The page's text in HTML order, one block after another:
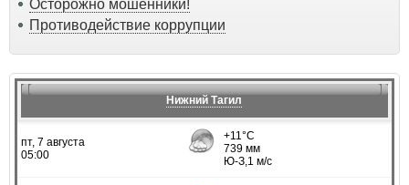
Осторожно мошенники!
Противодействие коррупции
Нижний Тагил